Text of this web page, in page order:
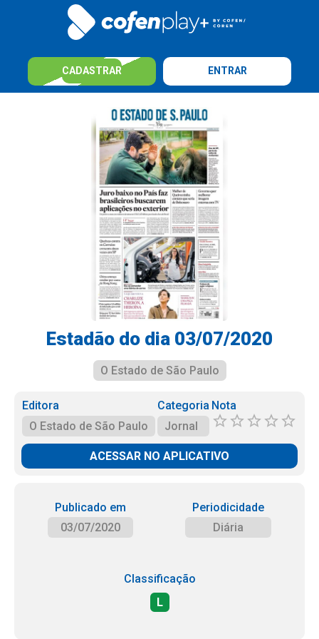
CADASTRAR ENTRAR
Estadão do dia 03/07/2020
O Estado de São Paulo
Editora
O Estado de São Paulo
Categoria
Jornal
Nota
ACESSAR NO APLICATIVO
Publicado em
03/07/2020
Periodicidade
Diária
Classificação
L